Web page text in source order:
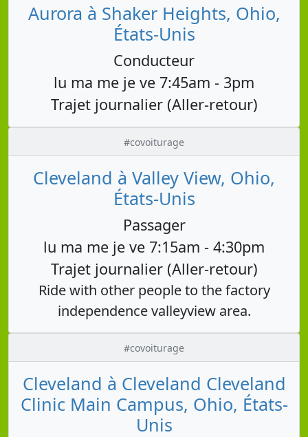
Aurora à Shaker Heights, Ohio,
États-Unis
Conducteur
lu ma me je ve 7:45am - 3pm
Trajet journalier (Aller-retour)
#covoiturage
Cleveland à Valley View, Ohio,
États-Unis
Passager
lu ma me je ve 7:15am - 4:30pm
Trajet journalier (Aller-retour)
Ride with other people to the factory
independence valleyview area.
#covoiturage
Cleveland à Cleveland Cleveland
Clinic Main Campus, Ohio, États-
Unis